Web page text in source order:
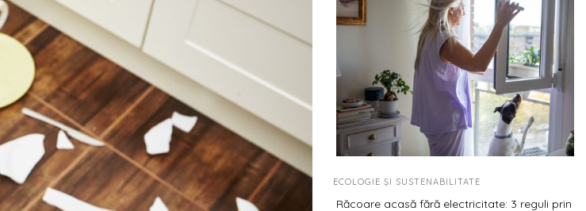
ECOLOGIE ȘI SUSTENABILITATE
Răcoare acasă fără electricitate: 3 reguli prin